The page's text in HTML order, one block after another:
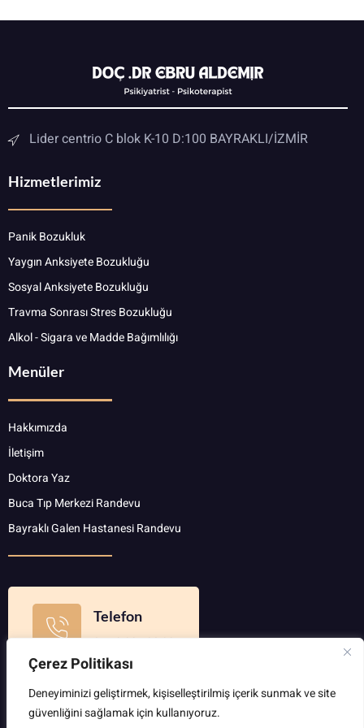
Çerez Politikası
Deneyiminizi geliştirmek, kişiselleştirilmiş içerik sunmak ve site
güvenliğini sağlamak için kullanıyoruz.
Lider centrio C blok K-10 D:100 BAYRAKLI/İZMİR
Hizmetlerimiz
Panik Bozukluk
Yaygın Anksiyete Bozukluğu
Sosyal Anksiyete Bozukluğu
Travma Sonrası Stres Bozukluğu
Alkol - Sigara ve Madde Bağımlılığı
Menüler
Hakkımızda
İletişim
Doktora Yaz
Buca Tıp Merkezi Randevu
Bayraklı Galen Hastanesi Randevu
Telefon
0 553 937 98 23
Copyright © 2023 | Bu web sitesi DReklam.com Tarafından